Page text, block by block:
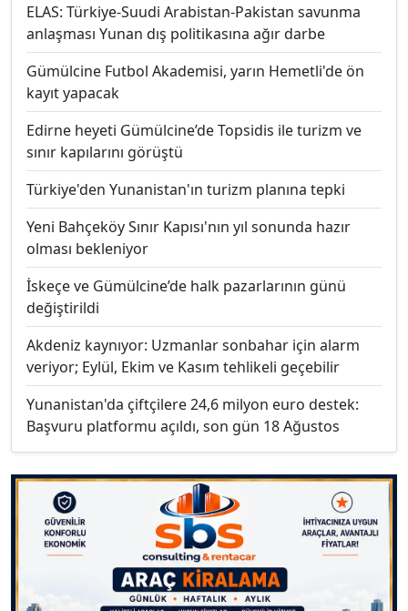
ELAS: Türkiye-Suudi Arabistan-Pakistan savunma
anlaşması Yunan dış politikasına ağır darbe
Gümülcine Futbol Akademisi, yarın Hemetli'de ön
kayıt yapacak
Edirne heyeti Gümülcine’de Topsidis ile turizm ve
sınır kapılarını görüştü
Türkiye'den Yunanistan'ın turizm planına tepki
Yeni Bahçeköy Sınır Kapısı'nın yıl sonunda hazır
olması bekleniyor
İskeçe ve Gümülcine’de halk pazarlarının günü
değiştirildi
Akdeniz kaynıyor: Uzmanlar sonbahar için alarm
veriyor; Eylül, Ekim ve Kasım tehlikeli geçebilir
Yunanistan'da çiftçilere 24,6 milyon euro destek:
Başvuru platformu açıldı, son gün 18 Ağustos